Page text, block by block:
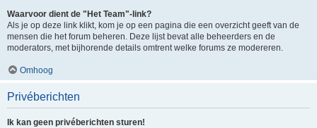
Waarvoor dient de "Het Team"-link?
Als je op deze link klikt, kom je op een pagina die een overzicht geeft van de
mensen die het forum beheren. Deze lijst bevat alle beheerders en de
moderators, met bijhorende details omtrent welke forums ze modereren.
Omhoog
Privéberichten
Ik kan geen privéberichten sturen!